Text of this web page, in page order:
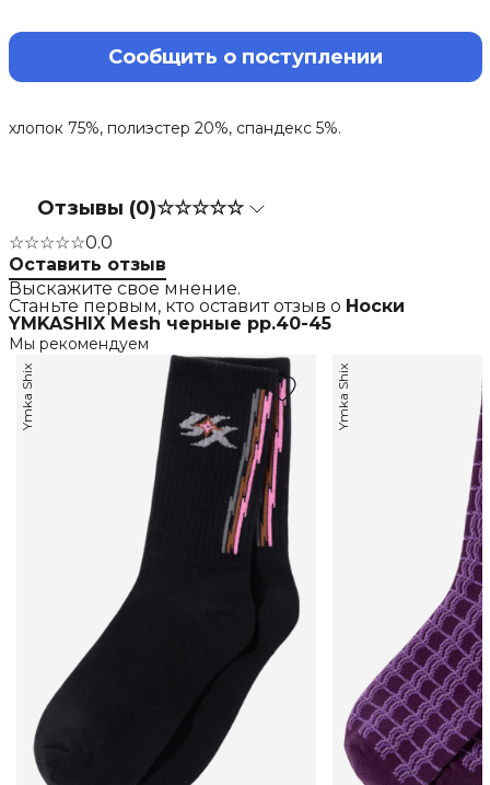
Сообщить о поступлении
хлопок 75%, полиэстер 20%, спандекс 5%.
Отзывы (0)☆☆☆☆☆
☆☆☆☆☆0.0
Оставить отзыв
Выскажите свое мнение.
Станьте первым, кто оставит отзыв о Носки
YMKASHIX Mesh черные рр.40-45
Мы рекомендуем
Ymka Shix Ymka Shix